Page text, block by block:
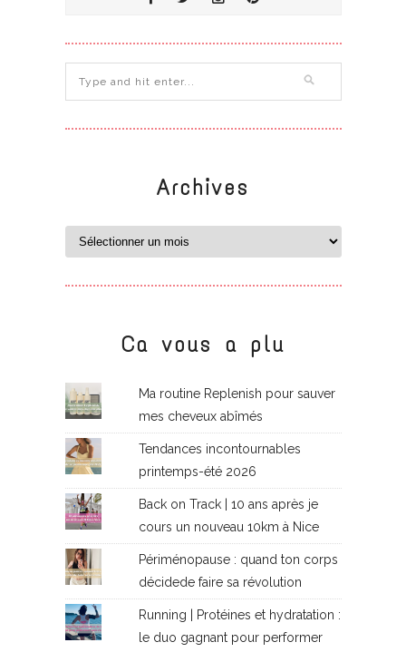
Archives
Ca vous a plu
Ma routine Replenish pour sauver
mes cheveux abîmés
Tendances incontournables
printemps-été 2026
Back on Track | 10 ans après je
cours un nouveau 10km à Nice
Périménopause : quand ton corps
décidede faire sa révolution
Running | Protéines et hydratation :
le duo gagnant pour performer